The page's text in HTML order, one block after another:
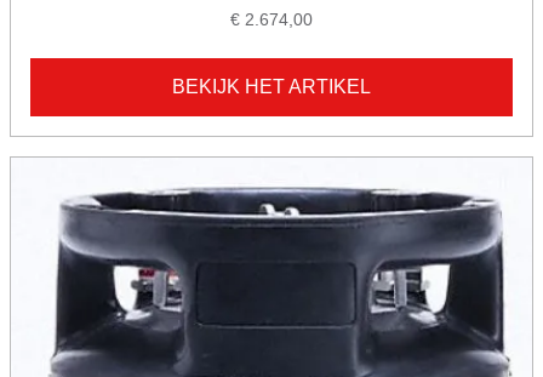
€ 2.674,00
BEKIJK HET ARTIKEL